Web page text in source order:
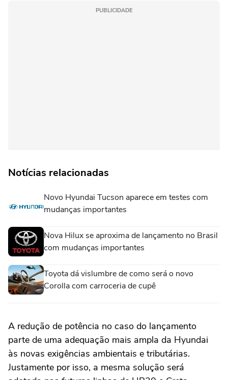
PUBLICIDADE
Notícias relacionadas
Novo Hyundai Tucson aparece em testes com
mudanças importantes
Nova Hilux se aproxima de lançamento no Brasil
com mudanças importantes
Toyota dá vislumbre de como será o novo
Corolla com carroceria de cupê
A redução de potência no caso do lançamento
parte de uma adequação mais ampla da Hyundai
às novas exigências ambientais e tributárias.
Justamente por isso, a mesma solução será